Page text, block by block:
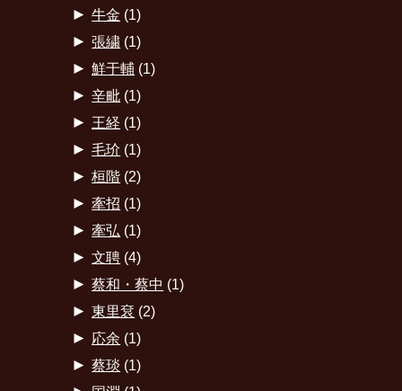
► 牛金 (1)
► 張繍 (1)
► 鮮于輔 (1)
► 辛毗 (1)
► 王経 (1)
► 毛玠 (1)
► 桓階 (2)
► 牽招 (1)
► 牽弘 (1)
► 文聘 (4)
► 蔡和・蔡中 (1)
► 東里袞 (2)
► 応余 (1)
► 蔡琰 (1)